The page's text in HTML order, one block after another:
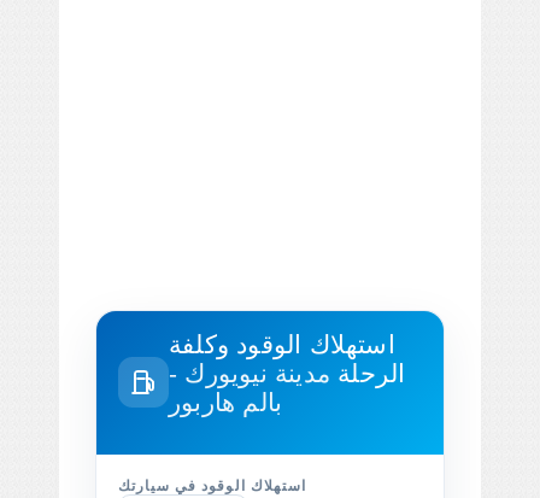
استهلاك الوقود وكلفة
الرحلة مدينة نيويورك -
بالم هاربور
استهلاك الوقود في سيارتك